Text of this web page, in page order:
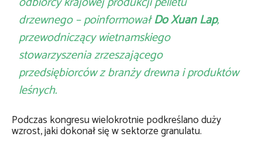
drzewnego – poinformowałDo Xuan Lap,
przewodniczący wietnamskiego
stowarzyszenia zrzeszającego
przedsiębiorców z branży drewna i produktów
leśnych.
Podczas kongresu wielokrotnie podkreślano duży
wzrost, jaki dokonał się w sektorze granulatu.